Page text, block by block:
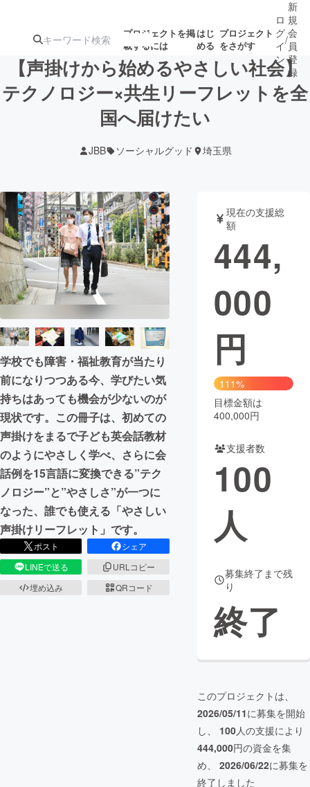
プロジェクトを掲
載するには
はじ
める
プロジェクト
をさがす
注目の新着プロ募集終了が近いプ
テクノロジー・ガジェット
映像・映画 書籍・雑誌
ビジネス・起業 チャレンジ
まちづくり・地域活性化
CAMPFIRE for Social Good
CAMPFIRE Creation
CAMPFIREふるさと納税machi-ya コミュニティ
ロ
グ
イ
ン
/
新
規
会
員
登
録
【声掛けから始めるやさしい社会】
テクノロジー×共生リーフレットを全
国へ届けたい
JBB ソーシャルグッド 埼玉県
学校でも障害・福祉教育が当たり
前になりつつある今、学びたい気
持ちはあっても機会が少ないのが
現状です。この冊子は、初めての
声掛けをまるで子ども英会話教材
のようにやさしく学べ、さらに会
話例を15言語に変換できる”テク
ノロジー”と”やさしさ”が一つに
なった、誰でも使える「やさしい
声掛けリーフレット」です。
ポスト
シェア
LINEで送る
URLコピー
埋め込み
QRコード
現在の支援総
額
444,
000
円
111%
目標金額は
400,000円
支援者数
100
人
募集終了まで残
り
終了
このプロジェクトは、
2026/05/11に募集を開始
し、 100人の支援により
444,000円の資金を集
め、 2026/06/22に募集を
終了しました